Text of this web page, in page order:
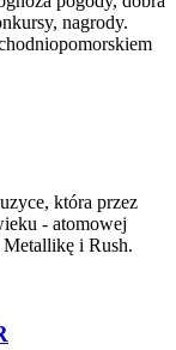
nagrody.
która przez
- atomowej
i Rush.